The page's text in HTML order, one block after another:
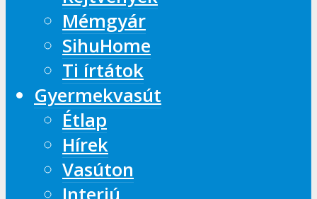
Mémgyár
SihuHome
Ti írtátok
Gyermekvasút
Étlap
Hírek
Vasúton